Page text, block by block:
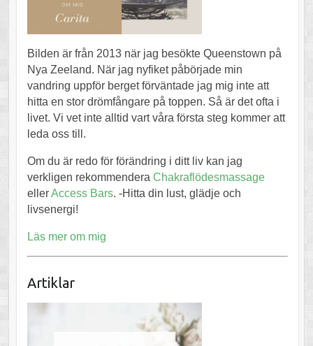
Bilden är från 2013 när jag besökte Queenstown på
Nya Zeeland. När jag nyfiket påbörjade min
vandring uppför berget förväntade jag mig inte att
hitta en stor drömfångare på toppen. Så är det ofta i
livet. Vi vet inte alltid vart våra första steg kommer att
leda oss till.
Om du är redo för förändring i ditt liv kan jag
verkligen rekommendera Chakraflödesmassage
ellerAccess Bars. -Hitta din lust, glädje och
livsenergi!
Läs mer om mig
Artiklar